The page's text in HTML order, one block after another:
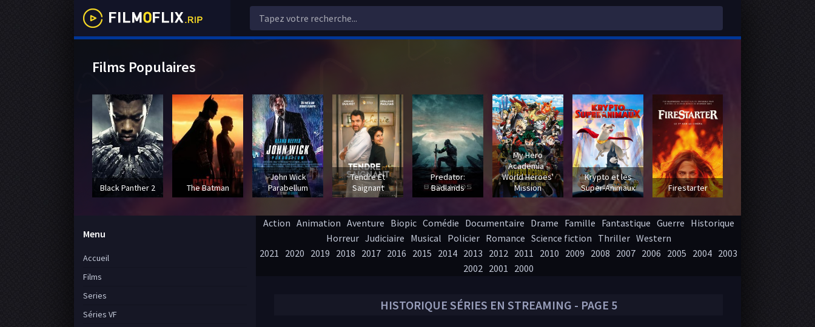
HISTORIQUE SÉRIES EN STREAMING - PAGE 5
Action Animation Aventure Biopic Comédie Documentaire Drame Famille Fantastique Guerre Historique
Horreur Judiciaire Musical Policier Romance Science fiction Thriller Western
2021 2020 2019 2018 2017 2016 2015 2014 2013 2012 2011 2010 2009 2008 2007 2006 2005 2004 2003
2002 2001 2000
Menu
Accueil
Films
Series
Séries VF
Films Populaires
Black Panther 2 The Batman
John Wick
Parabellum
Tendre Et
Saignant
Predator:
Badlands
My Hero
Academia -
World Heroes'
Mission
Krypto et les
Super-Animaux
Firestarter